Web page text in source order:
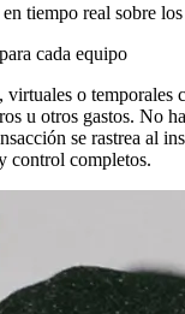
tiempo real sobre
cada equipo
virtuales o temporales
u otros gastos. No
se rastrea al
control completos.